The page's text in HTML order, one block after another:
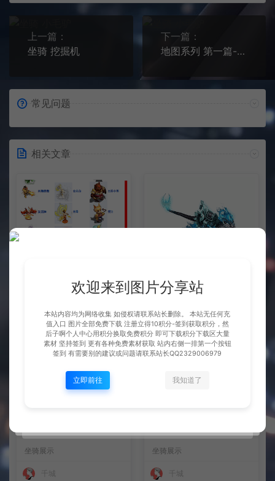
上一篇：
坐骑 挖掘机
下一篇：
地图系列 第一篇-私聊看细节
常见问题
相关文章
千城
坐骑展示
千城
坐骑展示 坐骑展示
欢迎来到图片分享站
本站内容均为网络收集 如侵权请联系站长删除。 本站无任何充
值入口 图片全部免费下载 注册立得10积分-签到获取积分，然
后子啊个人中心用积分换取免费积分 即可下载积分下载区大量
素材 坚持签到 更有各种免费素材获取 站内右侧一排第一个按钮
签到 有需要别的建议或问题请联系站长QQ2329006979
立即前往 我知道了